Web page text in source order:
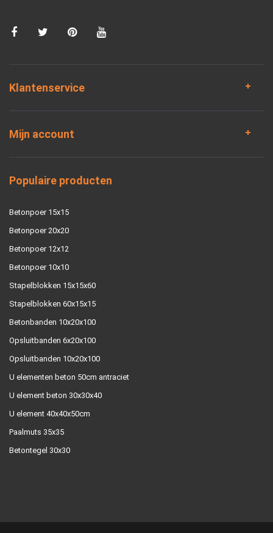
Klantenservice
Mijn account
Populaire producten
Betonpoer 15x15
Betonpoer 20x20
Betonpoer 12x12
Betonpoer 10x10
Stapelblokken 15x15x60
Stapelblokken 60x15x15
Betonbanden 10x20x100
Opsluitbanden 6x20x100
Opsluitbanden 10x20x100
U elementen beton 50cm antraciet
U element beton 30x30x40
U element 40x40x50cm
Paalmuts 35x35
Betontegel 30x30